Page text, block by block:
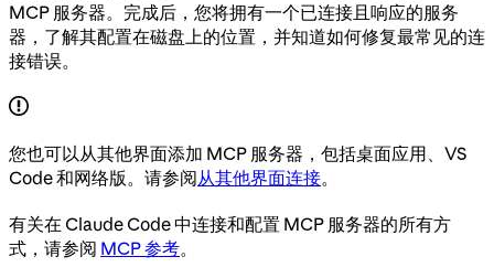
MCP 服务器。完成后，您将拥有一个已连接且响应的服务
器，了解其配置在磁盘上的位置，并知道如何修复最常见的连
接错误。
您也可以从其他界面添加 MCP 服务器，包括桌面应用、VS
Code 和网络版。请参阅从其他界面连接。
有关在 Claude Code 中连接和配置 MCP 服务器的所有方
式，请参阅 MCP 参考。